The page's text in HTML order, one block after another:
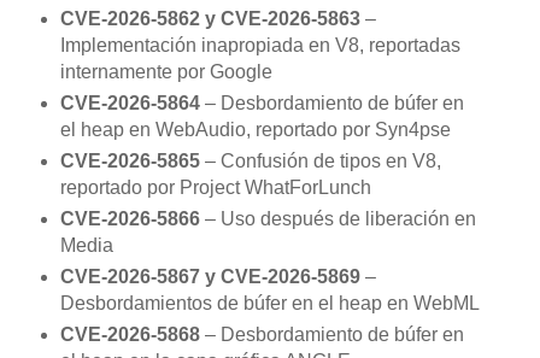
CVE-2026-5862 y CVE-2026-5863–
Implementación inapropiada en V8, reportadas
internamente por Google
CVE-2026-5864– Desbordamiento de búfer en
el heap en WebAudio, reportado por Syn4pse
CVE-2026-5865– Confusión de tipos en V8,
reportado por Project WhatForLunch
CVE-2026-5866– Uso después de liberación en
Media
CVE-2026-5867 y CVE-2026-5869–
Desbordamientos de búfer en el heap en WebML
CVE-2026-5868– Desbordamiento de búfer en